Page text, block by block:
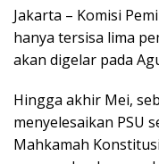
Jakarta – Komisi
hanya tersisa lima
akan digelar pada
Hingga akhir Mei,
menyelesaikan PSU
Mahkamah